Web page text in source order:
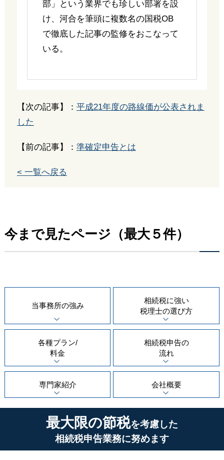
部」という業界でも珍しい部署を設
け、河合を筆頭に複数名の国税OB
で徹底した記事の監修をおこなって
いる。
【次の記事】： 平成21年度の路線価が公表されま
した
【前の記事】： 準確定申告とは
< 一覧へ戻る
今まで見たページ（最大５件）
当事務所の強み
相続税に強い
税理士の選び方
各種プラン/
料金
相続税申告の
流れ
専門家紹介 会社概要
最大限の節税を考慮した
相続税申告業務に努めます